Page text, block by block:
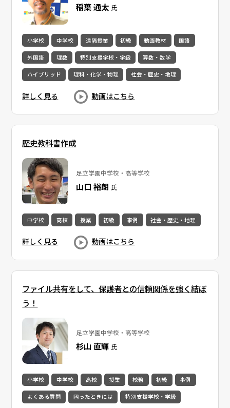
稲葉 通太 氏
小学校 中学校 遠隔授業 初級 動画教材 国語
外国語 理数 特別支援学校・学級 算数・数学
ハイブリッド 理科・化学・物理 社会・歴史・地理
詳しく見る 動画はこちら
歴史教科書作成
足立学園中学校・高等学校
山口 裕朗 氏
中学校 高校 授業 初級 事例 社会・歴史・地理
詳しく見る 動画はこちら
ファイル共有をして、保護者との信頼関係を強く結ぼ
う！
足立学園中学校・高等学校
杉山 直輝氏
小学校 中学校 高校 授業 校務 初級 事例
よくある質問 困ったときには 特別支援学校・学級